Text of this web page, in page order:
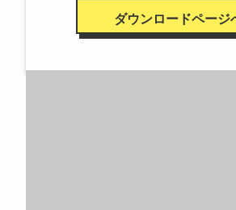
ダウンロードページ